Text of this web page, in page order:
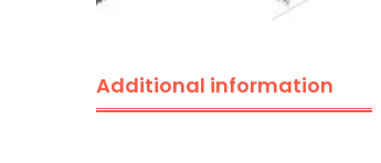
Additional information